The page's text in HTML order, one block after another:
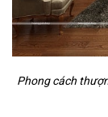
Phong cách